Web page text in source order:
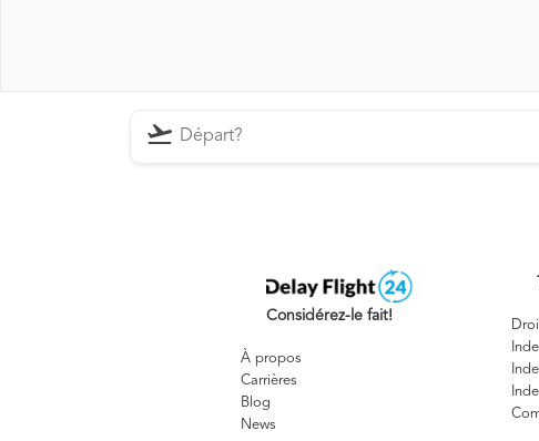
Considérez-le fait!
À propos
Carrières
Blog
News